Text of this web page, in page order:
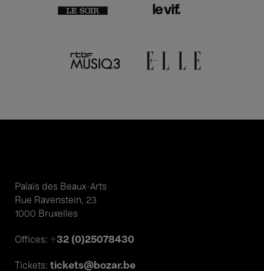
Palais des Beaux-Arts
Rue Ravenstein, 23
1000 Bruxelles
Offices: +32 (0)25078430
Tickets: tickets@bozar.be